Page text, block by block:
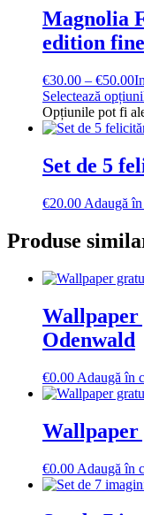
Magnolia
edition
€30.00 – €50.00
Selectează
Opțiunile pot fi
Set de 5
€20.00 Adaugă
Produse
Wallpaper
Odenwald
€0.00 Adaugă în
Wallpaper
€0.00 Adaugă în